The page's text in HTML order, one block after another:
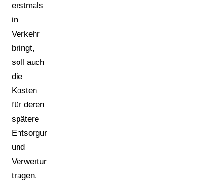
erstmals
in
Verkehr
bringt,
soll auch
die
Kosten
für deren
spätere
Entsorgung
und
Verwertung
tragen.